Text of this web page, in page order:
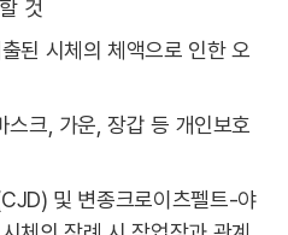
것
된 시체의 체액으로 인한 오
크, 가운, 장갑 등 개인보호
및 변종크로이츠펠트-야